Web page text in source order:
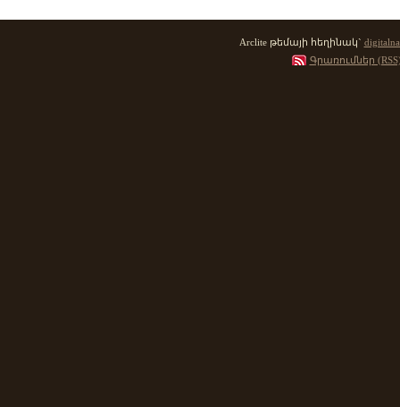
Arclite թեմայի հեղինակ`
Գրառումներ